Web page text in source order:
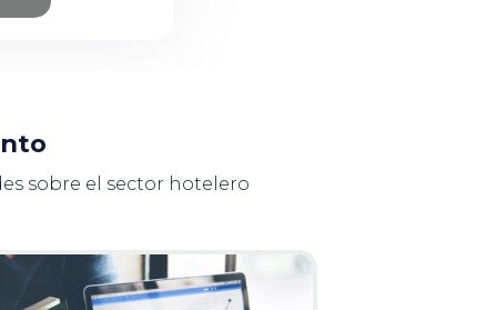
sobre el sector hotelero